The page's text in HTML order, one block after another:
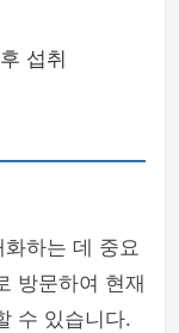
섭취
하는 데 중요
방문하여 현재
수 있습니다.